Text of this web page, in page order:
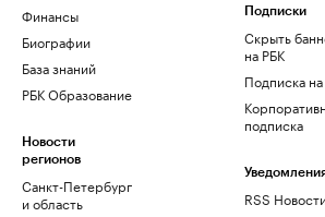
Финансы
Биографии
База знаний
РБК Образование
Новости
регионов
Санкт-Петербург
и область
Подписки
Скрыть
на РБК
Подписка
подписка
RSS